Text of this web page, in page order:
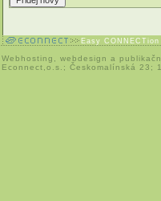
Easy CONNECTion
Webhosting webdesign a
Econnect,o.s.; Českomalínská